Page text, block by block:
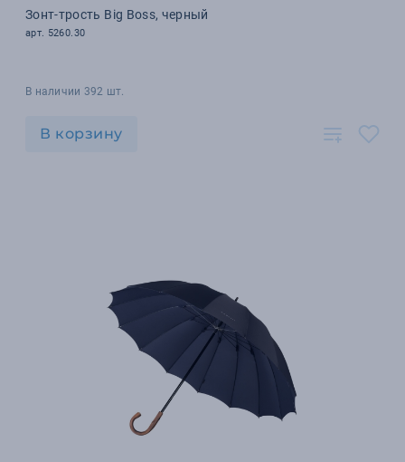
Зонт-трость Big Boss, черный
арт. 5260.30
В наличии 392 шт.
В корзину